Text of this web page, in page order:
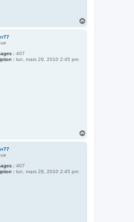
: 407
: lun. mars 29, 2010 2:45 pm
: 407
: lun. mars 29, 2010 2:45 pm